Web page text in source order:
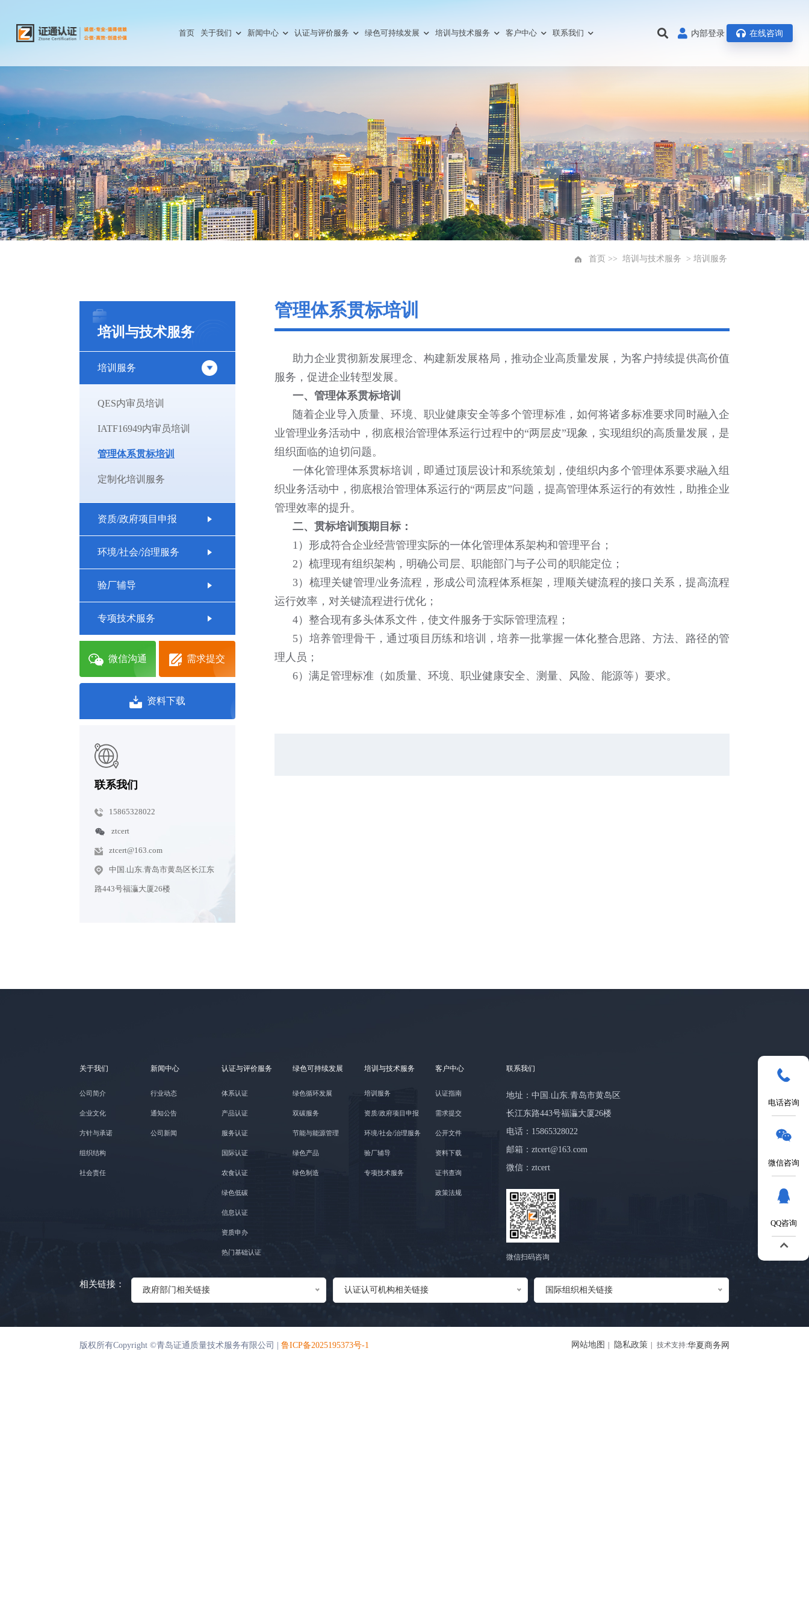
首页 关于我们 新闻中心 认证与评价服务 绿色可持续发展 培训与技术服务 客户中心 联系我们 内部登录 在线咨询
首页 >> 培训与技术服务 > 培训服务
培训与技术服务
培训服务
QES内审员培训
IATF16949内审员培训
管理体系贯标培训
定制化培训服务
资质/政府项目申报
环境/社会/治理服务
验厂辅导
专项技术服务
微信沟通 需求提交
资料下载
联系我们
15865328022
ztcert
ztcert@163.com
中国.山东.青岛市黄岛区长江东
路443号福灜大厦26楼
管理体系贯标培训
助力企业贯彻新发展理念、构建新发展格局，推动企业高质量发展，为客户持续提供高价值
服务，促进企业转型发展。
一、管理体系贯标培训
随着企业导入质量、环境、职业健康安全等多个管理标准，如何将诸多标准要求同时融入企
业管理业务活动中，彻底根治管理体系运行过程中的“两层皮”现象，实现组织的高质量发展，是
组织面临的迫切问题。
一体化管理体系贯标培训，即通过顶层设计和系统策划，使组织内多个管理体系要求融入组
织业务活动中，彻底根治管理体系运行的“两层皮”问题，提高管理体系运行的有效性，助推企业
管理效率的提升。
二、贯标培训预期目标：
1）形成符合企业经营管理实际的一体化管理体系架构和管理平台；
2）梳理现有组织架构，明确公司层、职能部门与子公司的职能定位；
3）梳理关键管理/业务流程，形成公司流程体系框架，理顺关键流程的接口关系，提高流程
运行效率，对关键流程进行优化；
4）整合现有多头体系文件，使文件服务于实际管理流程；
5）培养管理骨干，通过项目历练和培训，培养一批掌握一体化整合思路、方法、路径的管
理人员；
6）满足管理标准（如质量、环境、职业健康安全、测量、风险、能源等）要求。
关于我们
公司简介
企业文化
方针与承诺
组织结构
社会责任
新闻中心
行业动态
通知公告
公司新闻
认证与评价服务
体系认证
产品认证
服务认证
国际认证
农食认证
绿色低碳
信息认证
资质申办
热门基础认证
绿色可持续发展
绿色循环发展
双碳服务
节能与能源管理
绿色产品
绿色制造
培训与技术服务
培训服务
资质/政府项目申报
环境/社会/治理服务
验厂辅导
专项技术服务
客户中心
认证指南
需求提交
公开文件
资料下载
证书查询
政策法规
联系我们
地址：中国.山东.青岛市黄岛区
长江东路443号福灜大厦26楼
电话：15865328022
邮箱：ztcert@163.com
微信：ztcert
微信扫码咨询
相关链接：
政府部门相关链接 认证认可机构相关链接 国际组织相关链接
版权所有Copyright ©青岛证通质量技术服务有限公司 | 鲁ICP备2025195373号-1 网站地图 隐私政策 技术支持:华夏商务网
电话咨询
微信咨询
QQ咨询